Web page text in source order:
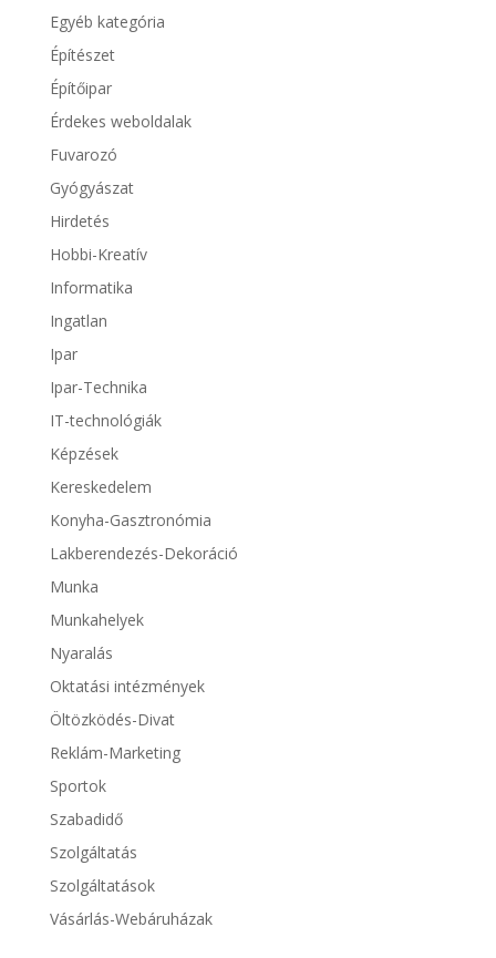
Egyéb kategória
Építészet
Építőipar
Érdekes weboldalak
Fuvarozó
Gyógyászat
Hirdetés
Hobbi-Kreatív
Informatika
Ingatlan
Ipar
Ipar-Technika
IT-technológiák
Képzések
Kereskedelem
Konyha-Gasztronómia
Lakberendezés-Dekoráció
Munka
Munkahelyek
Nyaralás
Oktatási intézmények
Öltözködés-Divat
Reklám-Marketing
Sportok
Szabadidő
Szolgáltatás
Szolgáltatások
Vásárlás-Webáruházak